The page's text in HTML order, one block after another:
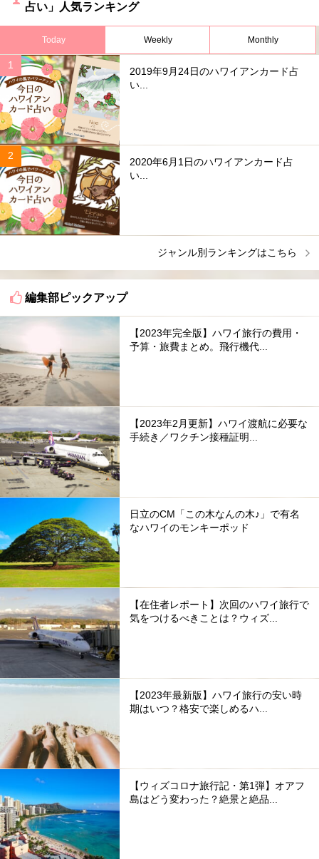
占い」人気ランキング
Today Weekly Monthly
2019年9月24日のハワイアンカード占
い...
2020年6月1日のハワイアンカード占
い...
ジャンル別ランキングはこちら
編集部ピックアップ
【2023年完全版】ハワイ旅行の費用・
予算・旅費まとめ。飛行機代...
【2023年2月更新】ハワイ渡航に必要な
手続き／ワクチン接種証明...
日立のCM「この木なんの木♪」で有名
なハワイのモンキーポッド
【在住者レポート】次回のハワイ旅行で
気をつけるべきことは？ウィズ...
【2023年最新版】ハワイ旅行の安い時
期はいつ？格安で楽しめるハ...
【ウィズコロナ旅行記・第1弾】オアフ
島はどう変わった？絶景と絶品...